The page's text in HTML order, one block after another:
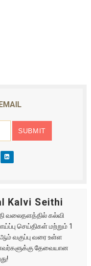
Kalvi Seithi
வலைதளத்தில் கல்வி
செய்திகள் மற்றும் 1
வகுப்பு வரை உள்ள
தேவையான